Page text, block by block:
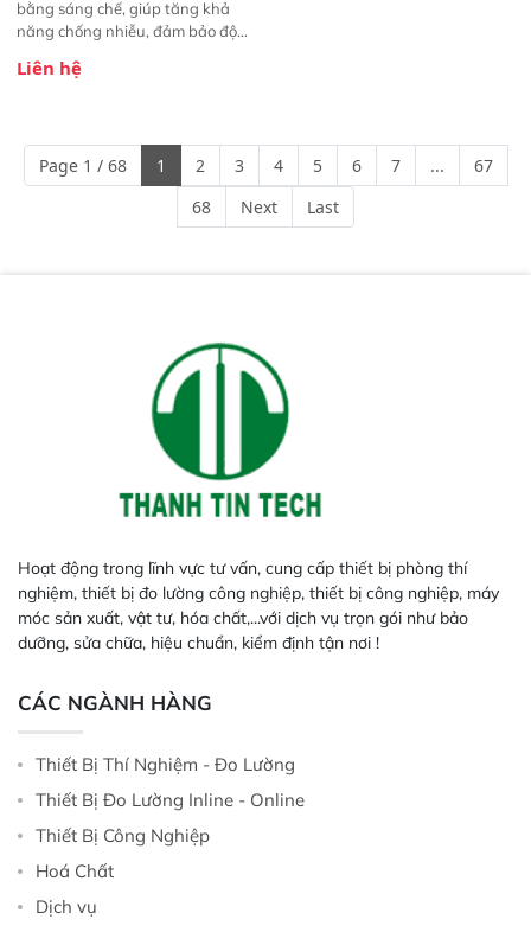
bằng sáng chế, giúp tăng khả
năng chống nhiễu, đảm bảo độ
Phạm vi ứng dụng rộng: Đáp ứng
ngành công nghiệp khác nhau. 
Độ nhạy cao: Trang bị đầu dò
InGaAs độ nhạy cao, cung cấp
phản hồi phổ tuyến tính đầy đủ,
đảm bảo độ chính xác và khả
Liên hệ
Page 1 / 68 1 2 3 4 5 6 7 ...
67
68
Next Last
Hoạt động trong lĩnh vực tư vấn, cung cấp thiết bị phòng thí
nghiệm, thiết bị đo lường công nghiệp, thiết bị công nghiệp, máy
móc sản xuất, vật tư, hóa chất,...với dịch vụ trọn gói như bảo
dưỡng, sửa chữa, hiệu chuẩn, kiểm định tận nơi !
CÁC NGÀNH HÀNG
Thiết Bị Thí Nghiệm - Đo Lường
Thiết Bị Đo Lường Inline - Online
Thiết Bị Công Nghiệp
Hoá Chất
Dịch vụ